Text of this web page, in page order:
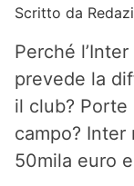
Scritto da
Perché
prevede la
il club?
campo?
50mila euro